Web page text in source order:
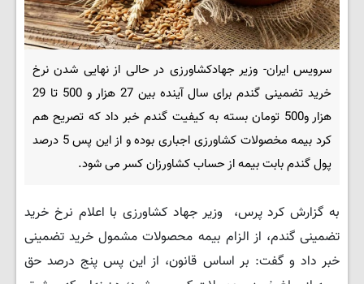
سرویس ایران- وزیر جهادکشاورزی در حالی از نهایی شدن نرخ
خرید تضمینی گندم برای سال آینده بین 27 هزار و 500 تا 29
هزار و500 تومان بسته به کیفیت گندم خبر داد که تصریح هم
کرد بیمه مخصولات کشاورزی اجباری بوده و از این پس 5 درصد
پول گندم بابت بیمه از حساب کشاورزان کسر می شود.
به گزارش کرد پرس، وزیر جهاد کشاورزی با اعلام نرخ خرید
تضمینی گندم، از الزام بیمه محصولات مشمول خرید تضمینی
خبر داد و گفت: بر اساس قانون، از این پس پنج درصد حق